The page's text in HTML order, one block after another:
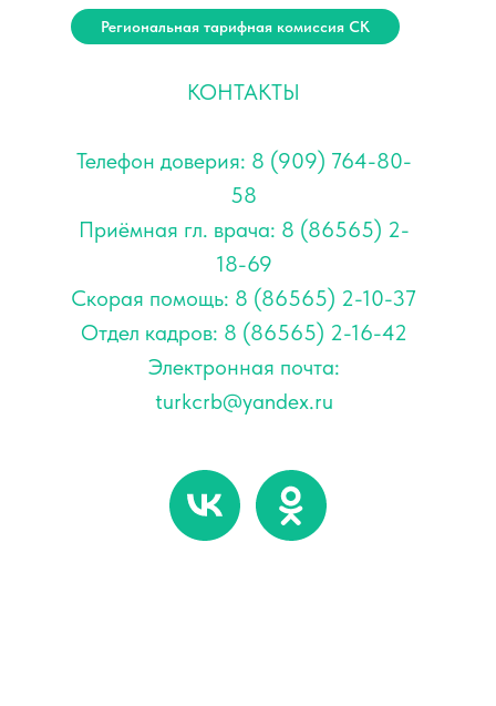
КОНТАКТЫ
Телефон доверия: 8 (909) 764-80-
58
Приёмная гл. врача: 8 (86565) 2-
18-69
Скорая помощь: 8 (86565) 2-10-37
Отдел кадров: 8 (86565) 2-16-42
Электронная почта:
turkcrb@yandex.ru
Региональная тарифная комиссия СК